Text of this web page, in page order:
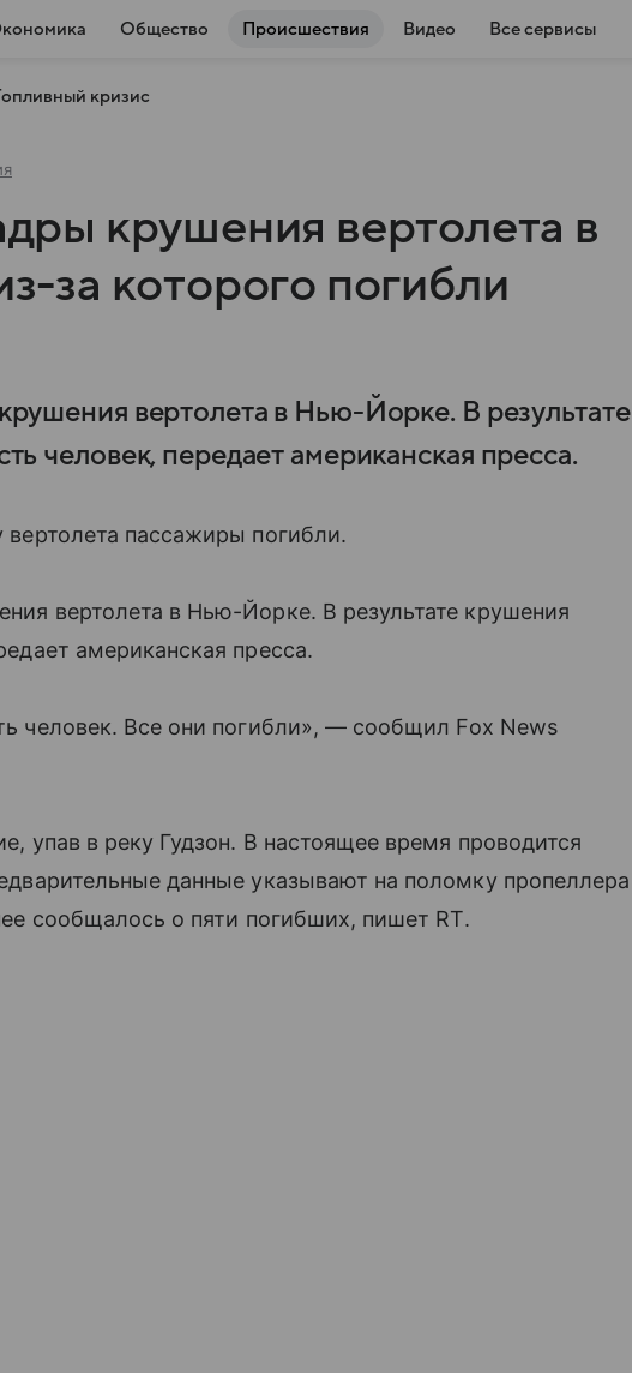
Общество Происшествия Видео Все сервисы
кризис
крушения вертолета в
за которого погибли
вертолета в Нью-Йорке. В результате
человек, передает американская пресса.
пассажиры погибли.
вертолета в Нью-Йорке. В результате крушения
американская пресса.
человек. Все они погибли», — сообщил Fox News
упав в реку Гудзон. В настоящее время проводится
данные указывают на поломку пропеллера
сообщалось о пяти погибших, пишет RT.